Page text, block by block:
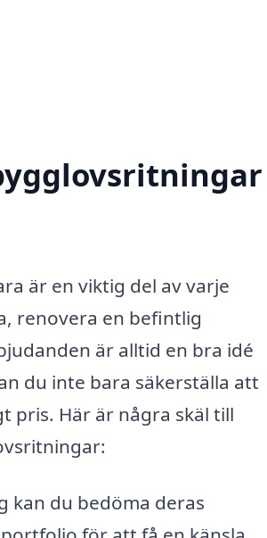
är en viktig del av varje
renovera en befintlig
är alltid en bra idé
du inte bara säkerställa att
pris. Här är några skäl till
kan du bedöma deras